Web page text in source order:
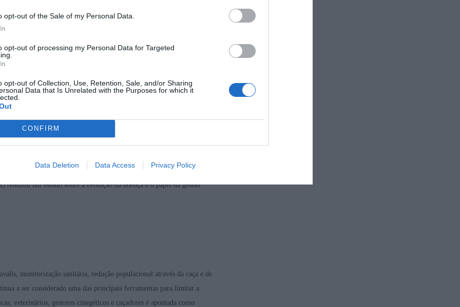
opt-out of the Sale of my Personal Data.
opt-out of processing my Personal Data for Targeted
opt-out of Collection, Use, Retention, Sale, and/or Sharing
Data that Is Unrelated with the Purposes for which it
CONFIRM
Data Deletion Data Access Privacy Policy
Caça Maior
PRESENTE E O CONTROLO
FUNDAMENTAL
by Redação
sanitária relevante, principalmente em Espanha, apesar de o
de vigilância epidemiológica, biossegurança nas explorações e
um estudo sobre a evolução da doença e o papel da gestão
monitorização sanitária, redução populacional através da caça e de
a ser considerado uma das principais ferramentas para limitar a
veterinários, gestores cinegéticos e caçadores é apontada como